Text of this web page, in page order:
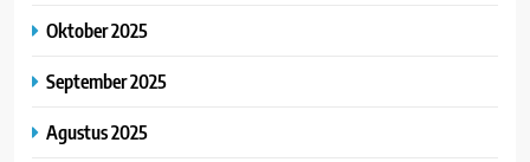
Oktober 2025
September 2025
Agustus 2025